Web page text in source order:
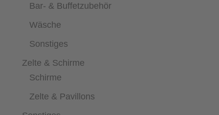
Bar- & Buffetzubehör
Wäsche
Sonstiges
Zelte & Schirme
Schirme
Zelte & Pavillons